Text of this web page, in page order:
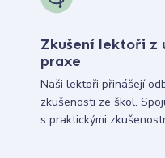
Zkušení lektoři z
praxe
Naši lektoři přinášejí
zkušenosti ze škol.
s praktickými